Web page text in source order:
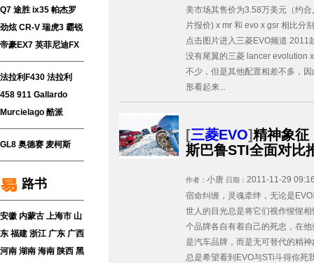
Q7 途胜 ix35 帕杰罗
劲炫 CR-V 瑞虎3 霸锐
帝豪EX7 英菲尼迪FX
法拉利F430 法拉利
458 911 Gallardo
Murcielago 酷派
GL8 奥德赛 麦柯斯
路书
安徽 内蒙古 上海市 山
东 福建 浙江 广东 广西
河南 湖南 海南 陕西 黑
美市场其售价为3.58万美元（约
片报价) x mr 和 evo x gsr 相比分
点击图片进入三菱EVO频道
没有尾翼的三菱 lancer evolution
不少，但是其他配置相差不多，
形看起来...
[三菱EVO]精神象征
斯巴鲁STI全面对比
作者： 小唐 日期： 2011-11-29
宿命纠缠，灵魂牵绊，无论是
世人的目光总是将它们视作惺惺
个品牌各自有着自己的死忠，在
是汽车品牌，而是无可替代的精
总是希望看到EVO与STi斗得你死